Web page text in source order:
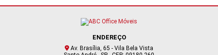
ENDEREÇO
Av. Brasília, 65 - Vila Bela Vista